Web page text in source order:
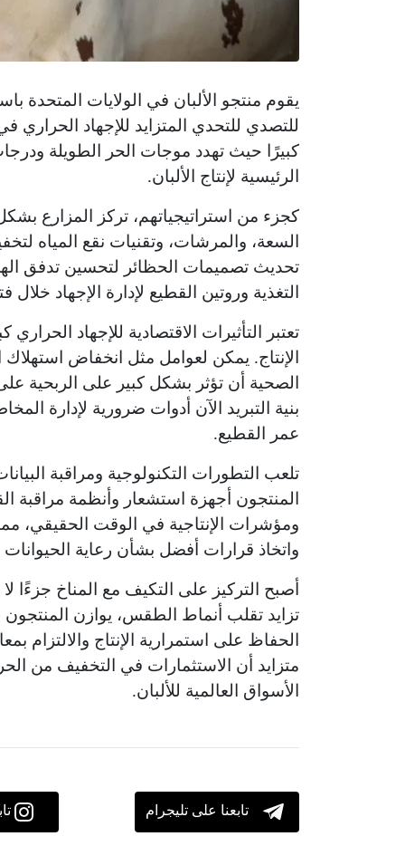
يقوم منتجو الألبان في الولايات المتحدة
للتصدي للتحدي المتزايد للإجهاد الحراري
كبيرًا حيث تهدد موجات الحر الطويلة
الرئيسية لإنتاج الألبان.
كجزء من استراتيجياتهم، تركز المزارع
السعة، والمرشات، وتقنيات نقع المياه
تحديث تصميمات الحظائر لتحسين تدفق
التغذية وروتين القطيع لإدارة الإجهاد
تعتبر التأثيرات الاقتصادية للإجهاد
الإنتاج. يمكن لعوامل مثل انخفاض
الصحية أن تؤثر بشكل كبير على الربحية
بنية التبريد الآن أدوات ضرورية لإدارة
عمر القطيع.
تلعب التطورات التكنولوجية ومراقبة
المنتجون أجهزة استشعار وأنظمة مراقبة
ومؤشرات الإنتاجية في الوقت الحقيقي،
واتخاذ قرارات أفضل بشأن رعاية الحيوانات
أصبح التركيز على التكيف مع المناخ جزءًا
تزايد تقلب أنماط الطقس، يوازن المنتجون
الحفاظ على استمرارية الإنتاج والالتزام
متزايد أن الاستثمارات في التخفيف من
الأسواق العالمية للألبان.
تابعنا على تليجرام